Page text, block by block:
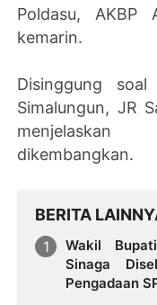
Poldasu, AKBP
kemarin.
Disinggung
Simalungun, JR
dikembangkan.
BERITA
Wakil
Sinaga
Pengadaan